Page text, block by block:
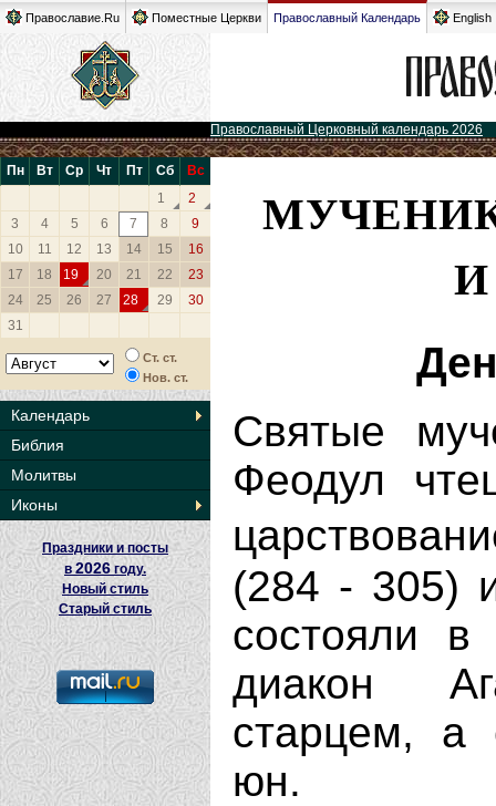
Православие.Ru Поместные Церкви Православный Календарь English
Православный Церковный календарь 2026
Пн Вт Ср Чт Пт Сб
Вс
1
2
3
4 5 6 7 8
9
10
11 12 13 14 15
16
17
18 19 20 21 22
23
24
25 26 27 28 29
30
31
Ст. ст.
Нов. ст.
Календарь
Библия
Молитвы
Иконы
Праздники и посты
в 2026 году.
Новый стиль
Старый стиль
Святые
Феодул
(284 - 305)
состояли в
диакон
старцем, а
юн.